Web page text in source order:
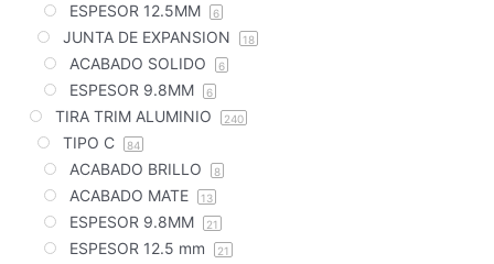
ESPESOR 12.5MM 6
JUNTA DE EXPANSION 18
ACABADO SOLIDO 6
ESPESOR 9.8MM 6
TIRA TRIM ALUMINIO 240
TIPO C 84
ACABADO BRILLO 8
ACABADO MATE 13
ESPESOR 9.8MM 21
ESPESOR 12.5 mm 21